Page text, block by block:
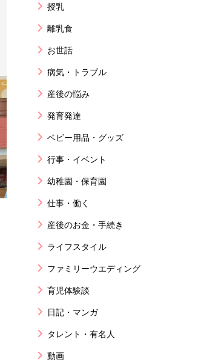
授乳
離乳食
お世話
病気・トラブル
産後の悩み
発育発達
ベビー用品・グッズ
行事・イベント
幼稚園・保育園
仕事・働く
産後のお金・手続き
ライフスタイル
ファミリーウエディング
育児体験談
日記・マンガ
タレント・有名人
動画